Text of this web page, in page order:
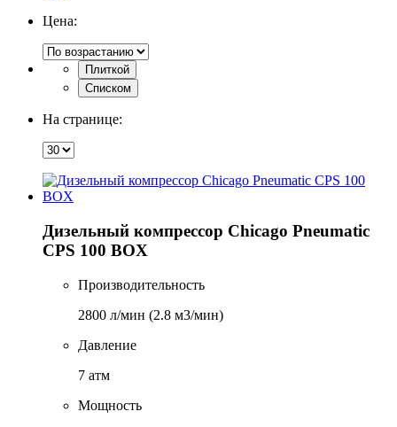
Цена:
Плиткой
Списком
На странице:
Дизельный компрессор Chicago Pneumatic
CPS 100 BOX
Производительность
2800 л/мин (2.8 м3/мин)
Давление
7 атм
Мощность